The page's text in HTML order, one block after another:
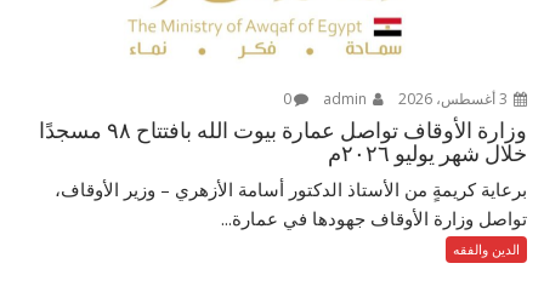
0
وزارة الأوقاف تواصل عمارة بيوت الله بافتتاح ٩٨ مسجدًا
خلال شهر يوليو ٢٠٢٦م
برعاية كريمةٍ من الأستاذ الدكتور أسامة الأزهري – وزير الأوقاف،
تواصل وزارة الأوقاف جهودها في عمارة...
الدين والفقه